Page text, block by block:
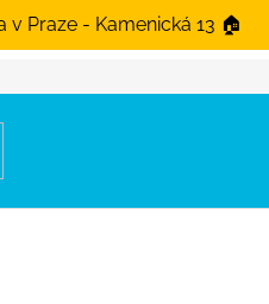
Praze - Kamenická 13 🏠